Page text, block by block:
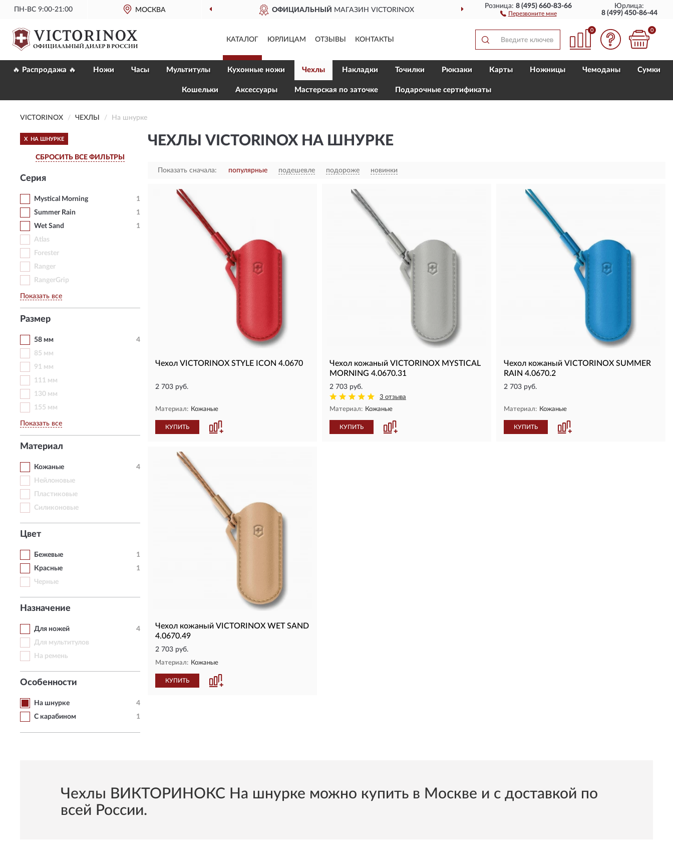
ПН-ВС 9:00-21:00 МОСКВА ОФИЦИАЛЬНЫЙМАГАЗИН VICTORINOX ДОСТАВИМПО ВСЕЙ РОССИИ
Розница:8 (495) 660-83-66
Перезвоните мне
Юрлица:
8 (499) 450-86-44
КАТАЛОГ ЮРЛИЦАМ ОТЗЫВЫ КОНТАКТЫ
0 0
🔥 Распродажа 🔥 Ножи Часы Мультитулы Кухонные ножи Чехлы Накладки Точилки Рюкзаки Карты Ножницы Чемоданы Сумки
Кошельки Aксессуары Мастерская по заточке Подарочные сертификаты
VICTORINOX ЧЕХЛЫ На шнурке
X НА ШНУРКЕ
СБРОСИТЬ ВСЕ ФИЛЬТРЫ
Серия
Mystical Morning
1
Summer Rain
1
Wet Sand
1
Atlas
Forester
Ranger
RangerGrip
Показать все
Размер
58 мм
4
85 мм
91 мм
111 мм
130 мм
155 мм
Показать все
Материал
Кожаные
4
Нейлоновые
Пластиковые
Силиконовые
Цвет
Бежевые
1
Красные
1
Черные
Назначение
Для ножей
4
Для мультитулов
На ремень
Особенности
На шнурке
4
С карабином
1
ЧЕХЛЫ VICTORINOX НА ШНУРКЕ
Показать сначала: популярные подешевле подороже новинки
Чехол VICTORINOX STYLE ICON 4.0670
2 703 руб.
Материал: Кожаные
КУПИТЬ
Чехол кожаный VICTORINOX MYSTICAL
MORNING 4.0670.31
2 703 руб.
3 отзыва
Материал: Кожаные
КУПИТЬ
Чехол кожаный VICTORINOX SUMMER
RAIN 4.0670.2
2 703 руб.
Материал: Кожаные
КУПИТЬ
Чехол кожаный VICTORINOX WET SAND
4.0670.49
2 703 руб.
Материал: Кожаные
КУПИТЬ
Чехлы ВИКТОРИНОКС На шнурке можно купить в Москве и с доставкой по
всей России.